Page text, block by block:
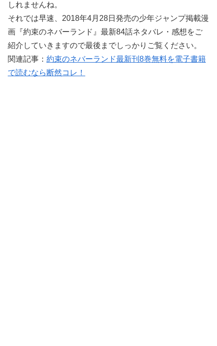
しれませんね。
それでは早速、2018年4月28日発売の少年ジャンプ掲載漫
画『約束のネバーランド』最新84話ネタバレ・感想をご
紹介していきますので最後までしっかりご覧ください。
関連記事： 約束のネバーランド最新刊8巻無料を電子書籍
で読むなら断然コレ！